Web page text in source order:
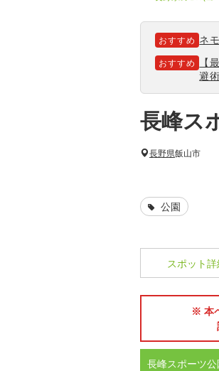
おすすめ ネ
おすすめ
【
避
長峰ス
長野県飯山市
公園
スポット詳
※ 本
長峰スポーツ